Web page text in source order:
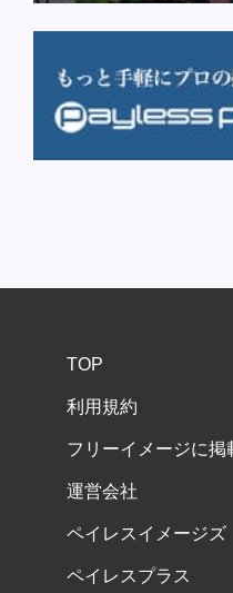
TOP
利用規約
フリーイメージに掲
運営会社
ペイレスイメージズ
ペイレスプラス